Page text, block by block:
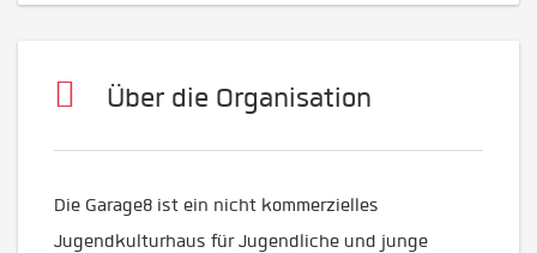
Über die Organisation
Die Garage8 ist ein nicht kommerzielles
Jugendkulturhaus für Jugendliche und junge